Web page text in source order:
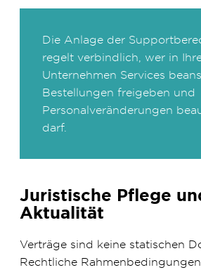
Die Anlage der
regelt verbindlich, wer in
Unternehmen Services
Bestellungen freigeben und
Personalveränderungen
darf.
Juristische Pflege
Aktualität
Verträge sind keine statischen
Rechtliche